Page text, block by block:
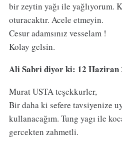
bir zeytin yağı ile yağlıyorum.
oturacaktır. Acele etmeyin.
Cesur adamsınız vesselam !
Kolay gelsin.
Ali Sabridiyor ki: 12 Haziran
Murat USTA teşekkurler,
Bir daha ki sefere tavsiyenize
kullanacağım. Tung yagı ile
gercekten zahmetli.